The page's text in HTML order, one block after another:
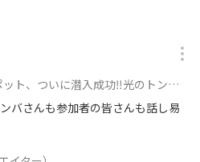
に潜入成功‼️光のトンネルに吸い込まれに行こう✨に参加
バさんも参加者の皆さんも話し易